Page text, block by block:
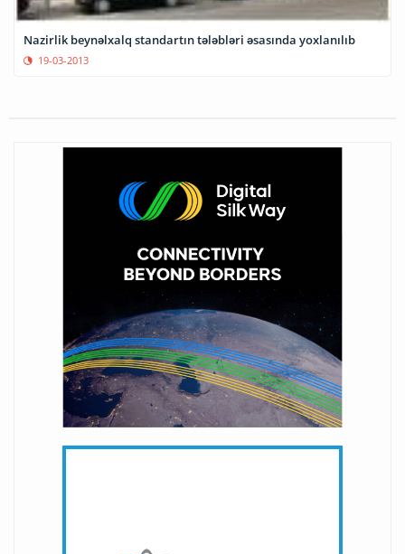
Nazirlik beynəlxalq standartın tələbləri əsasında yoxlanılıb
19-03-2013